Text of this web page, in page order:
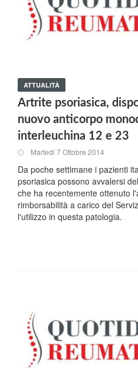
ATTUALITÀ
Artrite psoriasica,
nuovo anticorpo
interleuchina 12 e 23
Martedi 7 Ottobre 2014
Da poche settimane i pazienti
psoriasica possono avvalersi
che ha recentemente ottenuto
rimborsabilità a carico del
l'utilizzo in questa patologia.